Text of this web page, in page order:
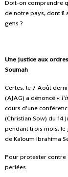
Doit-on comprendre
de notre pays, dont il
gens ?
Une justice aux
Soumah
Certes, le 7 Août
(AJAG) a dénoncé «
cours d'une
(Christian Sow) du 14
pendant trois mois, le
de Kaloum Ibrahima
Pour protester contre
perlées.